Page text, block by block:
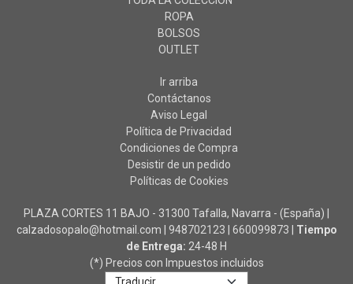
ROPA
BOLSOS
OUTLET
Ir arriba
Contáctanos
Aviso Legal
Política de Privacidad
Condiciones de Compra
Desistir de un pedido
Políticas de Cookies
PLAZA CORTES 11 BAJO - 31300 Tafalla, Navarra - (España) |
calzadosopalo@hotmail.com | 948702123 660099873
Tiempo
de Entrega: 24-48 H
(*) Precios con Impuestos incluidos